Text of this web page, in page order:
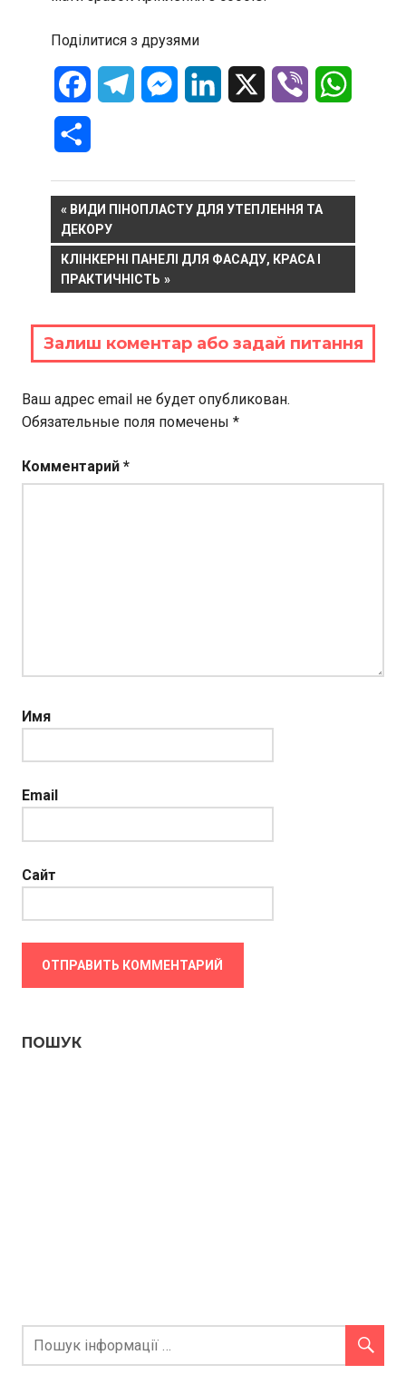
Поділитися з друзями
FacebookTelegramMessenger
LinkedIn Viber
Навигация
по
записям
PREVIOUS
POST:
ВИДИ ПІНОПЛАСТУ ДЛЯ УТЕПЛЕННЯ ТА
ДЕКОРУ
NEXT
POST:
КЛІНКЕРНІ ПАНЕЛІ ДЛЯ ФАСАДУ, КРАСА І
ПРАКТИЧНІСТЬ
Залиш коментар або задай питання
Ваш адрес email не будет опубликован.
Обязательные поля помечены *
Комментарий *
Имя
Email
Сайт
ПОШУК